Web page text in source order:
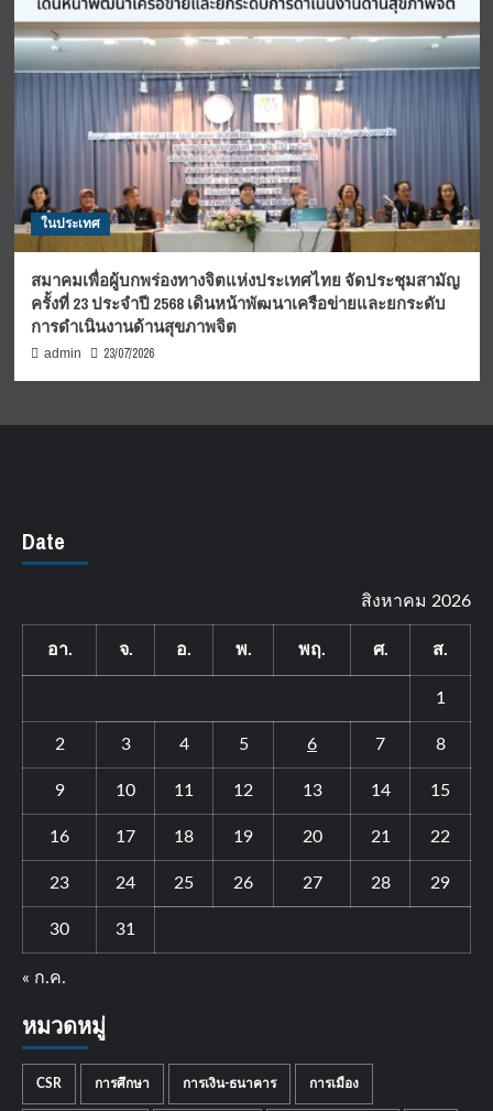
ในประเทศ
สมาคมเพื่อผู้บกพร่องทางจิตแห่งประเทศไทย จัดประชุมสามัญ
ครั้งที่ 23 ประจำปี 2568 เดินหน้าพัฒนาเครือข่ายและยกระดับ
การดำเนินงานด้านสุขภาพจิต
admin 23/07/2026
Date
สิงหาคม 2026
อา. จ. อ. พ. พฤ. ศ. ส.
1
2 3 4 5 6 7 8
9 10 11 12 13 14 15
16 17 18 19 20 21 22
23 24 25 26 27 28 29
30 31
« ก.ค.
หมวดหมู่
CSR การศึกษา การเงิน-ธนาคาร การเมือง